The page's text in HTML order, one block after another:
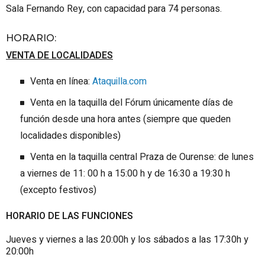
Sala Fernando Rey, con capacidad para 74 personas.
HORARIO:
VENTA DE LOCALIDADES
Venta en línea: Ataquilla.com
Venta en la taquilla del Fórum únicamente días de
función desde una hora antes (siempre que queden
localidades disponibles)
Venta en la taquilla central Praza de Ourense: de lunes
a viernes de 11: 00 h a 15:00 h y de 16:30 a 19:30 h
(excepto festivos)
HORARIO DE LAS FUNCIONES
Jueves y viernes a las 20:00h y los sábados a las 17:30h y
20:00h